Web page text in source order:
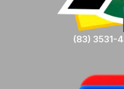
(83) 3531-